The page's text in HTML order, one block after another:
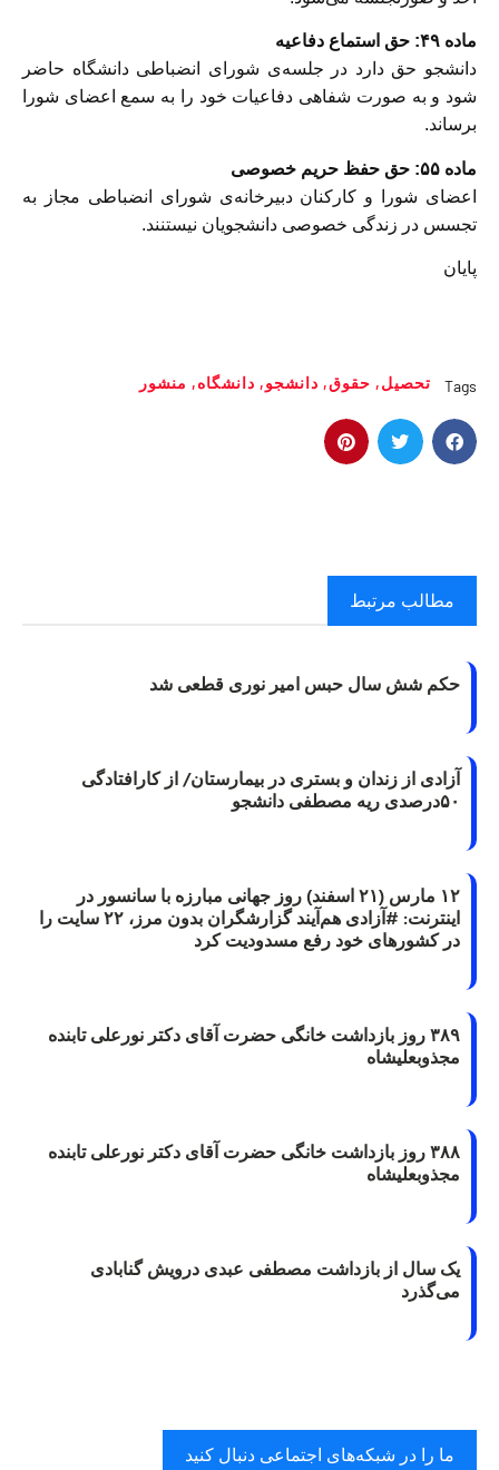
ماده ۴٩: حق استماع دفاعیه
‎دانشجو حق دارد در جلسه‌ی شورای انضباطی دانشگاه حاضر
شود و به صورت شفاهی دفاعیات خود را به سمع اعضاى شورا
برساند.
ماده ۵۵: حق حفظ حریم خصوصی
‎اعضای شورا و کارکنان دبیرخانه‌ی شورای انضباطی مجاز به
تجسس در زندگی خصوصی دانشجویان نیستنند.
پايان
Tags تحصیل, حقوق, دانشجو, دانشگاه, منشور
مطالب مرتبط
حکم شش سال حبس امیر نوری قطعی شد
آزادی از زندان و بستری در بیمارستان/ از کارافتادگی
۵۰درصدی ریه مصطفی دانشجو
۱۲ مارس (۲۱ اسفند) روز جهانی مبارزه با سانسور در
اینترنت: #آزادی هم‌آیند گزارشگران‌ بدون مرز، ۲۲ سایت را
در کشورهای خود رفع مسدودیت کرد
۳۸۹ روز بازداشت خانگی حضرت آقای دکتر نورعلی تابنده
مجذوبعلیشاه
۳۸۸ روز بازداشت خانگی حضرت آقای دکتر نورعلی تابنده
مجذوبعلیشاه
یک سال از بازداشت مصطفی عبدی درویش گنابادی
می‌گذرد
ما را در شبکه‌های اجتماعی دنبال کنید